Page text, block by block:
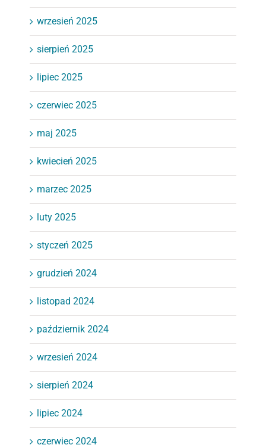
wrzesień 2025
sierpień 2025
lipiec 2025
czerwiec 2025
maj 2025
kwiecień 2025
marzec 2025
luty 2025
styczeń 2025
grudzień 2024
listopad 2024
październik 2024
wrzesień 2024
sierpień 2024
lipiec 2024
czerwiec 2024